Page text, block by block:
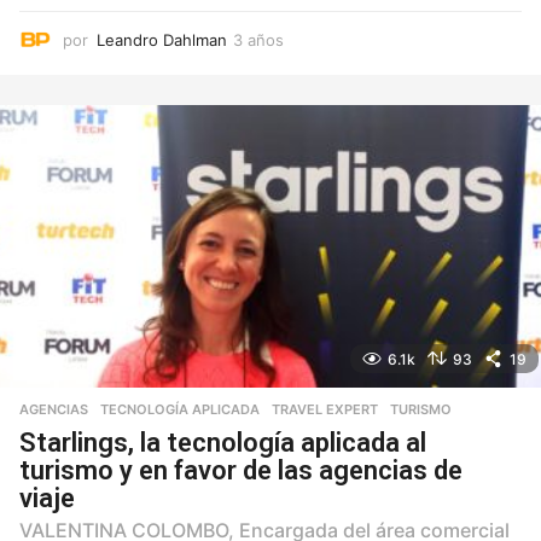
por Leandro Dahlman 3 años
o
6.1k 93 19
AGENCIAS ,TECNOLOGÍA APLICADA ,TRAVEL EXPERT ,TURISMO
Starlings, la tecnología aplicada al
turismo y en favor de las agencias de
viaje
VALENTINA COLOMBO, Encargada del área comercial